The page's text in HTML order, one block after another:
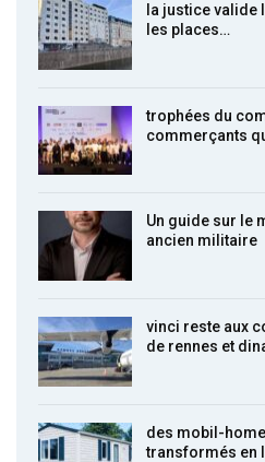
la justice valide
les places…
trophées du
commerçants
Un guide sur le
ancien militaire
vinci reste aux
de rennes et
des mobil-
transformés en